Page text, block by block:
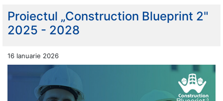
Proiectul „Construction Blueprint 2"
2025 - 2028
16 Ianuarie 2026